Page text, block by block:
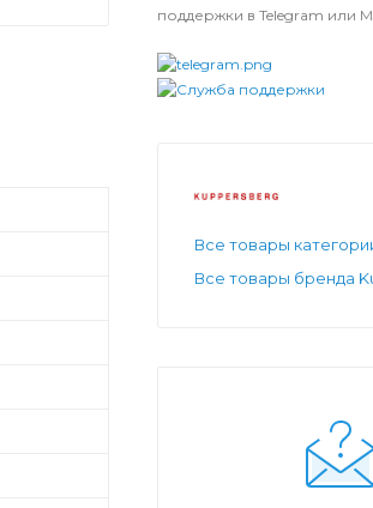
поддержки в Telegram или
Все товары
Все товары бренда